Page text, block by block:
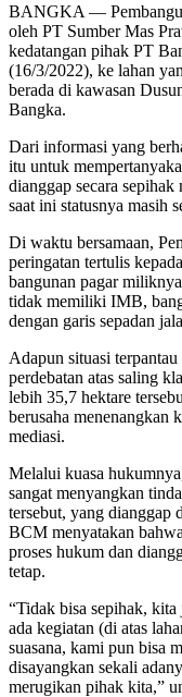
BANGKA —
oleh PT Sumber Mas
kedatangan pihak PT
(16/3/2022), ke lahan
berada di kawasan
Bangka.
Dari informasi yang
itu untuk
dianggap secara
saat ini statusnya masih
Di waktu bersamaan,
peringatan tertulis
bangunan pagar
tidak memiliki IMB,
dengan garis sepadan
Adapun situasi terpantau
perdebatan atas saling
lebih 35,7 hektare
berusaha menenangkan
mediasi.
Melalui kuasa
sangat menyangkan
tersebut, yang dianggap
BCM menyatakan
proses hukum dan
tetap.
“Tidak bisa sepihak,
ada kegiatan (di atas
suasana, kami pun bisa
disayangkan sekali
merugikan pihak kita,”